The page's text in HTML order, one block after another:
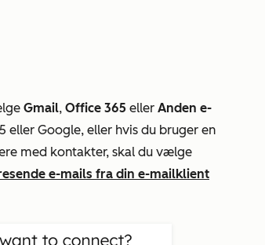
Gmail, Office 365 eller Anden e-
eller Google, eller hvis du bruger en
med kontakter, skal du vælge
e-mails fra din e-mailklient